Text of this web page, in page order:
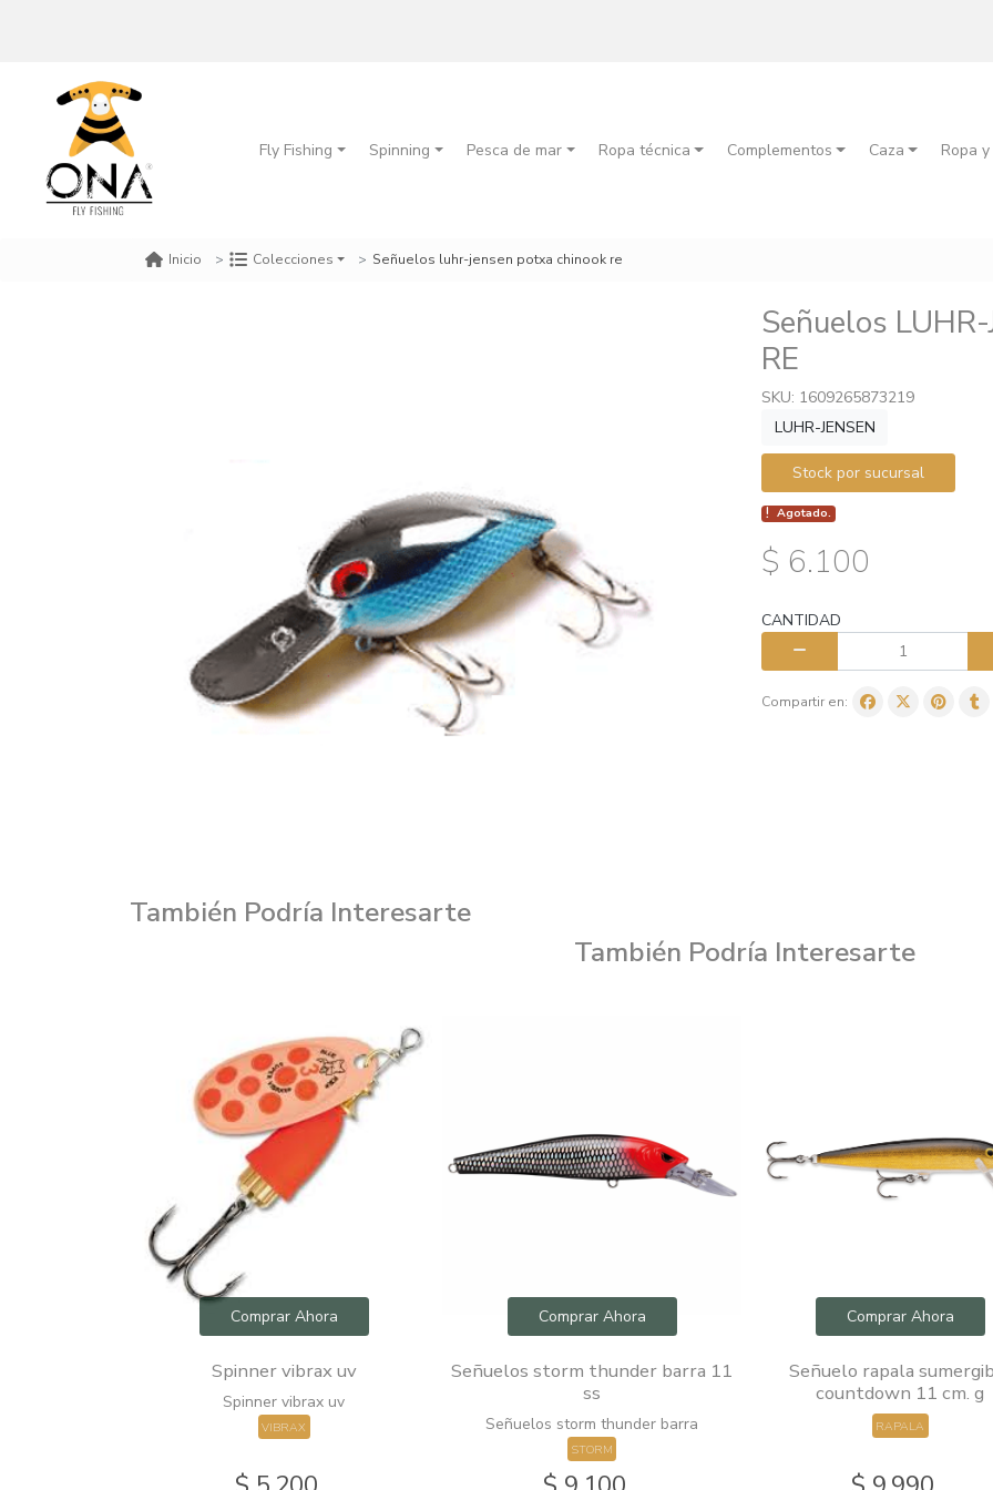
Fly Fishing Spinning Pesca de mar Ropa técnica Complementos Caza Ropa
Inicio Colecciones Señuelos luhr-jensen potxa chinook re
Señuelos
RE
SKU: 1609265873219
LUHR-JENSEN
Stock por sucursal
Agotado.
$ 6.100
CANTIDAD
Compartir en:
También Podría Interesarte
También Podría Interesarte
Comprar Ahora
Spinner vibrax uv
Spinner vibrax uv
VIBRAX
Comprar Ahora
Señuelos storm thunder barra 11
ss
Señuelos storm thunder barra
STORM
Comprar Ahora
Señuelo rapala
countdown 11 cm. g
RAPALA